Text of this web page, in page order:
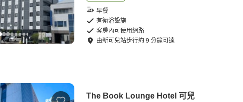
早餐
有衛浴設施
客房內可使用網路
由新可兒站步行約9 分鐘可達
The Book Lounge Hotel 可兒